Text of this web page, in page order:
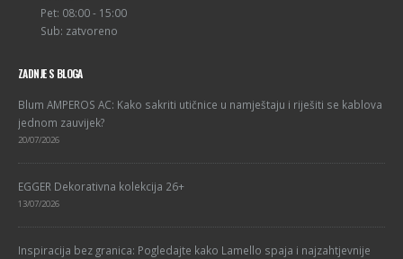
Pet: 08:00 - 15:00
Sub: zatvoreno
ZADNJE S BLOGA
Blum AMPEROS AC: Kako sakriti utičnice u namještaju i riješiti se kablova
jednom zauvijek?
20/07/2026
EGGER Dekorativna kolekcija 26+
13/07/2026
Inspiracija bez granica: Pogledajte kako Lamello spaja i najzahtjevnije